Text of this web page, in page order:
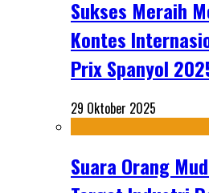
Sukses Meraih
Kontes
Prix Spanyol
29 Oktober 2025
Suara Orang